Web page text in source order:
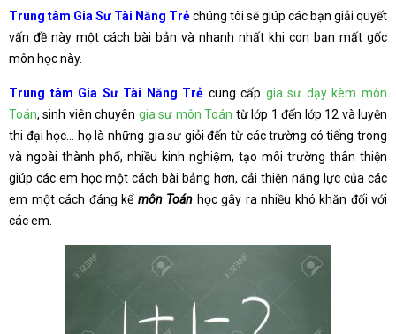
Trung tâm Gia Sư Tài Năng Trẻchúng tôi sẽ giúp các bạn giải quyết
vấn đề này một cách bài bản và nhanh nhất khi con bạn mất gốc
môn học này.
Trung tâm Gia Sư Tài Năng Trẻ cung cấp gia sư dạy kèm môn
Toán, sinh viên chuyên gia sư môn Toán từ lớp 1 đến lớp 12 và luyện
thi đại học… họ là những gia sư giỏi đến từ các trường có tiếng trong
và ngoài thành phố, nhiều kinh nghiệm, tạo môi trường thân thiện
giúp các em học một cách bài bảng hơn, cải thiện năng lực của các
em một cách đáng kể môn Toán học gây ra nhiều khó khăn đối với
các em.